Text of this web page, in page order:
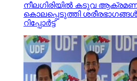
നീലഗിരിയില്‍ കടുവ
കൊലപ്പെടുത്തി ശരീരഭാഗങ്ങള്‍
റിപ്പോര്‍ട്ട്